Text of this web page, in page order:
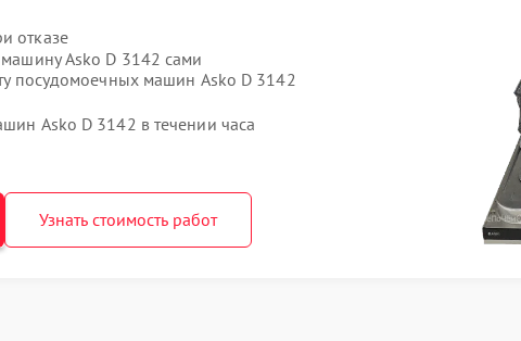
отказе
Asko D 3142 сами
посудомоечных машин Asko D 3142
Asko D 3142 в течении часа
Узнать стоимость работ